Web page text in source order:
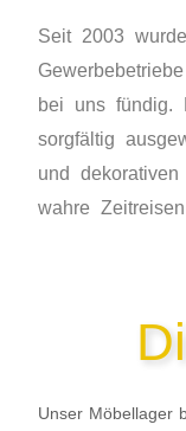
Seit 2003
bei uns fündig.
sorgfältig
und
wahre
Unser Möbellager